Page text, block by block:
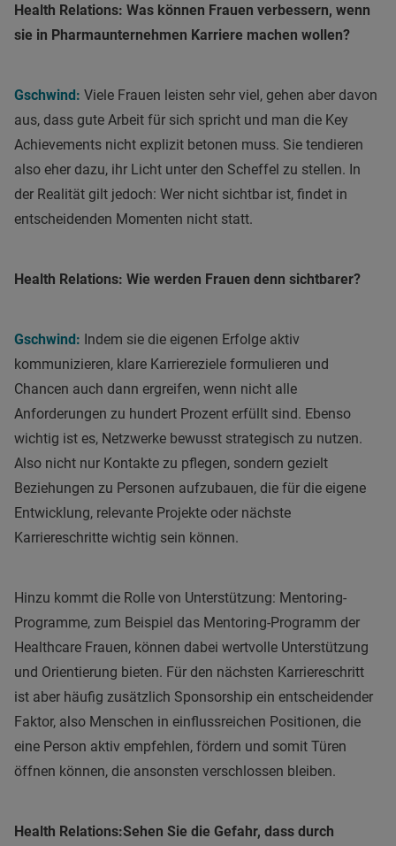
Health Relations: Was können Frauen verbessern, wenn
sie in Pharmaunternehmen Karriere machen wollen?
Gschwind: Viele Frauen leisten sehr viel, gehen aber davon
aus, dass gute Arbeit für sich spricht und man die Key
Achievements nicht explizit betonen muss. Sie tendieren
also eher dazu, ihr Licht unter den Scheffel zu stellen. In
der Realität gilt jedoch: Wer nicht sichtbar ist, findet in
entscheidenden Momenten nicht statt.
Health Relations: Wie werden Frauen denn sichtbarer?
Gschwind: Indem sie die eigenen Erfolge aktiv
kommunizieren, klare Karriereziele formulieren und
Chancen auch dann ergreifen, wenn nicht alle
Anforderungen zu hundert Prozent erfüllt sind. Ebenso
wichtig ist es, Netzwerke bewusst strategisch zu nutzen.
Also nicht nur Kontakte zu pflegen, sondern gezielt
Beziehungen zu Personen aufzubauen, die für die eigene
Entwicklung, relevante Projekte oder nächste
Karriereschritte wichtig sein können.
Hinzu kommt die Rolle von Unterstützung: Mentoring-
Programme, zum Beispiel das Mentoring-Programm der
Healthcare Frauen, können dabei wertvolle Unterstützung
und Orientierung bieten. Für den nächsten Karriereschritt
ist aber häufig zusätzlich Sponsorship ein entscheidender
Faktor, also Menschen in einflussreichen Positionen, die
eine Person aktiv empfehlen, fördern und somit Türen
öffnen können, die ansonsten verschlossen bleiben.
Health Relations:Sehen Sie die Gefahr, dass durch